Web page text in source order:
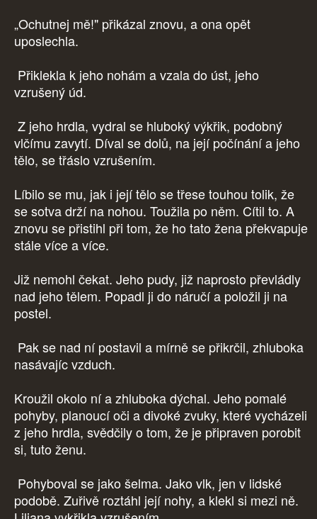
„Ochutnej mě!" přikázal znovu, a ona opět
uposlechla.
Přiklekla k jeho nohám a vzala do úst, jeho
vzrušený úd.
Z jeho hrdla, vydral se hluboký výkřik, podobný
vlčímu zavytí. Díval se dolů, na její počínání a jeho
tělo, se třáslo vzrušením.
Líbilo se mu, jak i její tělo se třese touhou tolik, že
se sotva drží na nohou. Toužila po něm. Cítil to. A
znovu se přistihl při tom, že ho tato žena překvapuje
stále více a více.
Již nemohl čekat. Jeho pudy, již naprosto převládly
nad jeho tělem. Popadl ji do náručí a položil ji na
postel.
Pak se nad ní postavil a mírně se přikrčil, zhluboka
nasávajíc vzduch.
Kroužil okolo ní a zhluboka dýchal. Jeho pomalé
pohyby, planoucí oči a divoké zvuky, které vycházeli
z jeho hrdla, svědčily o tom, že je připraven porobit
si, tuto ženu.
Pohyboval se jako šelma. Jako vlk, jen v lidské
podobě. Zuřivě roztáhl její nohy, a klekl si mezi ně.